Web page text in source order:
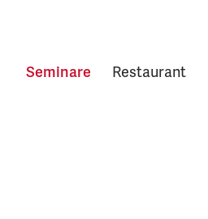
Seminare Restaurant